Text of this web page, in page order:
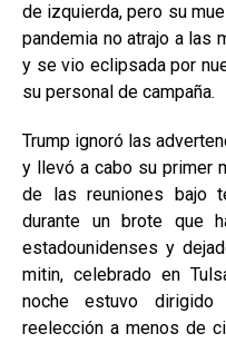
de izquierda, pero su
pandemia no atrajo a las
y se vio eclipsada por
su personal de campaña.
Trump ignoró las
y llevó a cabo su primer
de las reuniones bajo
durante un brote que
estadounidenses y
mitin, celebrado en
noche estuvo
reelección a menos de